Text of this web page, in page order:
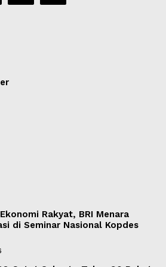
Rakyat, BRI Menara
di Seminar Nasional Kopdes